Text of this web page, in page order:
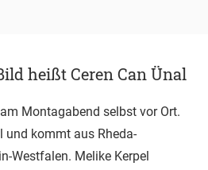
heißt Ceren Can Ünal
Montagabend selbst vor Ort.
und kommt aus Rheda-
Westfalen. Melike Kerpel